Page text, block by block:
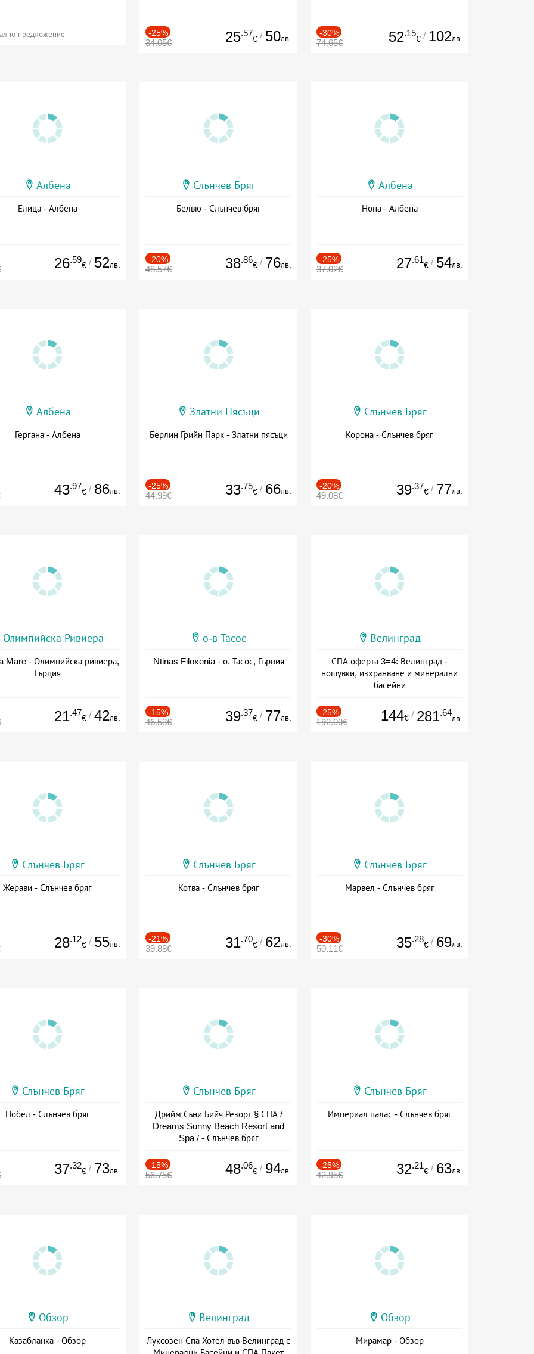
предложение -25%
34.05€ 25.57
€ / 50лв.
-30%
74.65€ 52.15
€ / 102лв.
Албена
Елица - Албена
26.59
€ / 52лв.
Слънчев Бряг
Белвю - Слънчев бряг
-20%
48.57€ 38.86
€ / 76лв.
Албена
Нона - Албена
-25%
37.02€ 27.61
€ / 54лв.
Албена
Гергана - Албена
43.97
€ / 86лв.
Златни Пясъци
Берлин Грийн Парк - Златни пясъци
-25%
44.99€ 33.75
€ / 66лв.
Слънчев Бряг
Корона - Слънчев бряг
-20%
49.08€ 39.37
€ / 77лв.
Олимпийска Ривиера
Mare - Олимпийска ривиера,
Гърция
21.47
€ / 42лв.
о-в Тасос
Ntinas Filoxenia - о. Тасос, Гърция
-15%
46.53€ 39.37
€ / 77лв.
Велинград
СПА оферта 3=4: Велинград -
нощувки, изхранване и минерални
басейни
-25%
192.00€ 144€ / 281.64
лв.
Слънчев Бряг
Жерави - Слънчев бряг
28.12
€ / 55лв.
Слънчев Бряг
Котва - Слънчев бряг
-21%
39.88€ 31.70
€ / 62лв.
Слънчев Бряг
Марвел - Слънчев бряг
-30%
50.11€ 35.28
€ / 69лв.
Слънчев Бряг
Нобел - Слънчев бряг
37.32
€ / 73лв.
Слънчев Бряг
Дрийм Съни Бийч Резорт § СПА /
Dreams Sunny Beach Resort and
Spa / - Слънчев бряг
-15%
56.75€ 48.06
€ / 94лв.
Слънчев Бряг
Империал палас - Слънчев бряг
-25%
42.95€ 32.21
€ / 63лв.
Обзор
Казабланка - Обзор
Велинград
Луксозен Спа Хотел във Велинград с
Обзор
Мирамар - Обзор